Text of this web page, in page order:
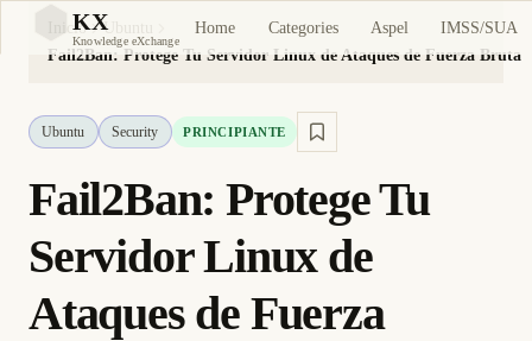
KX
Knowledge eXchange
Home Categories Aspel IMSS/SUA
Inicio
Ubuntu
Fail2Ban: Protege Tu Servidor Linux de Ataques de Fuerza Bruta
Ubuntu Security PRINCIPIANTE
Fail2Ban: Protege Tu
Servidor Linux de
Ataques de Fuerza